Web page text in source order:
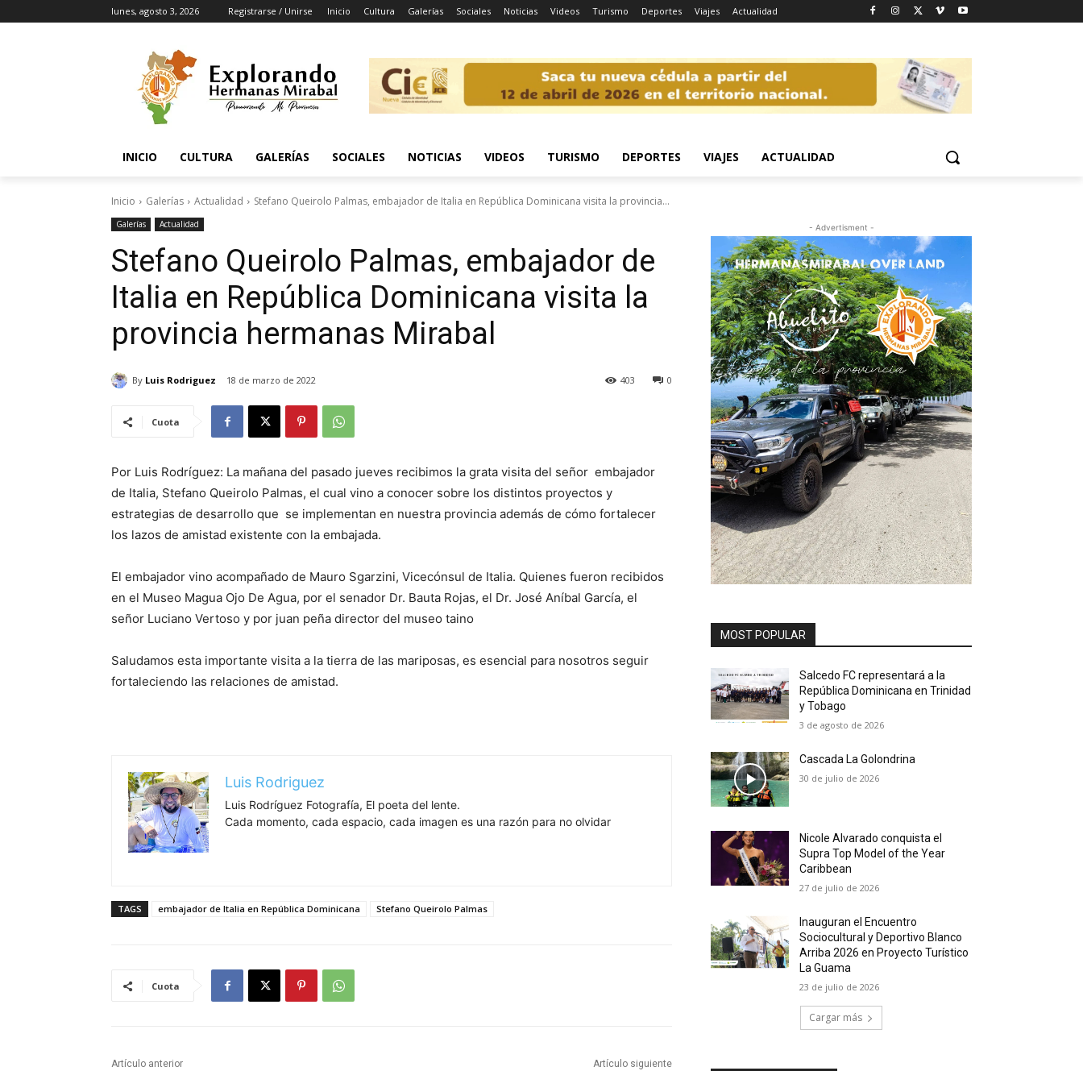
lunes, agosto 3, 2026 Registrarse / Unirse Inicio Cultura Galerías Sociales Noticias Videos Turismo Deportes Viajes Actualidad
INICIO CULTURA GALERÍAS SOCIALES NOTICIAS VIDEOS TURISMO DEPORTES VIAJES ACTUALIDAD
Inicio Galerías Actualidad Stefano Queirolo Palmas, embajador de Italia en República Dominicana visita la provincia...
Galerías Actualidad
Stefano Queirolo Palmas, embajador de
Italia en República Dominicana visita la
provincia hermanas Mirabal
By Luis Rodriguez 18 de marzo de 2022 0
403
Cuota
Por Luis Rodríguez: La mañana del pasado jueves recibimos la grata visita del señor embajador
de Italia, Stefano Queirolo Palmas, el cual vino a conocer sobre los distintos proyectos y
estrategias de desarrollo que se implementan en nuestra provincia además de cómo fortalecer
los lazos de amistad existente con la embajada.
El embajador vino acompañado de Mauro Sgarzini, Vicecónsul de Italia. Quienes fueron recibidos
en el Museo Magua Ojo De Agua, por el senador Dr. Bauta Rojas, el Dr. José Aníbal García, el
señor Luciano Vertoso y por juan peña director del museo taino
Saludamos esta importante visita a la tierra de las mariposas, es esencial para nosotros seguir
fortaleciendo las relaciones de amistad.
Luis Rodriguez
Luis Rodríguez Fotografía, El poeta del lente.
Cada momento, cada espacio, cada imagen es una razón para no olvidar
TAGS embajador de Italia en República Dominicana Stefano Queirolo Palmas
Cuota
Artículo anterior Artículo siguiente
- Advertisment -
MOST POPULAR
Salcedo FC representará a la
República Dominicana en Trinidad
y Tobago
3 de agosto de 2026
Cascada La Golondrina
30 de julio de 2026
Nicole Alvarado conquista el
Supra Top Model of the Year
Caribbean
27 de julio de 2026
Inauguran el Encuentro
Sociocultural y Deportivo Blanco
Arriba 2026 en Proyecto Turístico
La Guama
23 de julio de 2026
Cargar más